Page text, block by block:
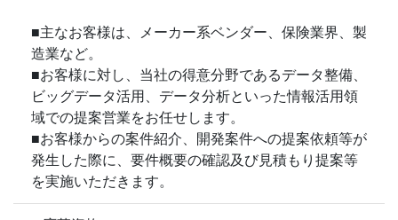
■主なお客様は、メーカー系ベンダー、保険業界、製
造業など。
■お客様に対し、当社の得意分野であるデータ整備、
ビッグデータ活用、データ分析といった情報活用領
域での提案営業をお任せします。
■お客様からの案件紹介、開発案件への提案依頼等が
発生した際に、要件概要の確認及び見積もり提案等
を実施いただきます。